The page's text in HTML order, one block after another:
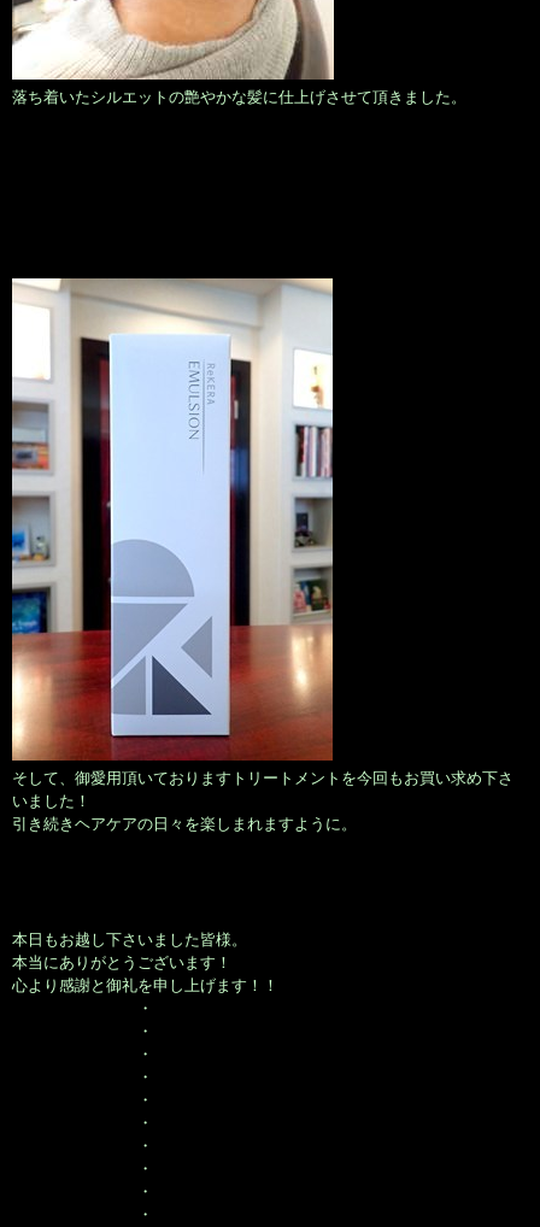
落ち着いたシルエットの艶やかな髪に仕上げさせて頂きました。
そして、御愛用頂いておりますトリートメントを今回もお買い求め下さ
いました！
引き続きヘアケアの日々を楽しまれますように。
本日もお越し下さいました皆様。
本当にありがとうございます！
心より感謝と御礼を申し上げます！！
・
・
・
・
・
・
・
・
・
・